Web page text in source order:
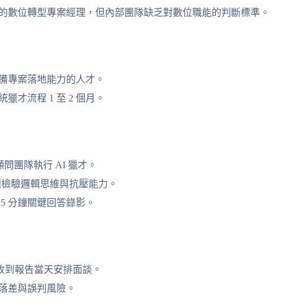
數位轉型專案經理，但內部團隊缺乏對數位職能的判斷標準。
專案落地能力的人才。
獵才流程 1 至 2 個月。
問團隊執行 AI 獵才。
驗邏輯思維與抗壓能力。
分鐘關鍵回答錄影。
報告當天安排面談。
差與誤判風險。